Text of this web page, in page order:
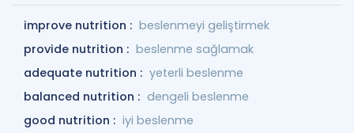
improve nutrition : beslenmeyi geliştirmek
provide nutrition : beslenme sağlamak
adequate nutrition : yeterli beslenme
balanced nutrition : dengeli beslenme
good nutrition : iyi beslenme